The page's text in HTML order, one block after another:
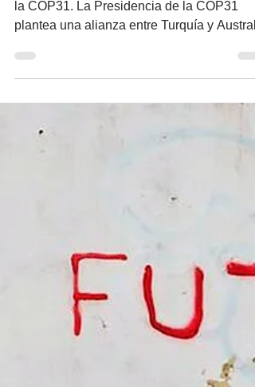
Murat Kurum y Chris Bowen, presidentes
la COP31. La Presidencia de la COP31
plantea una alianza entre Turquía y
mantener la meta de limitar el
global a menos de 1.5°C. Por Miguel Ángel
de Alba @migueldealba La Presidencia de
(UNFCCC) dio a conocer su primera carta